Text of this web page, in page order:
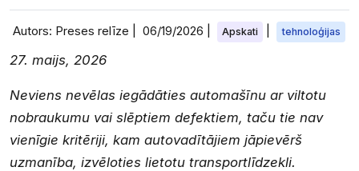
Autors: Preses relīze | 06/19/2026 Apskati tehnoloģijas
27. maijs, 2026
Neviens nevēlas iegādāties automašīnu ar viltotu
nobraukumu vai slēptiem defektiem, taču tie nav
vienīgie kritēriji, kam autovadītājiem jāpievērš
uzmanība, izvēloties lietotu transportlīdzekli.